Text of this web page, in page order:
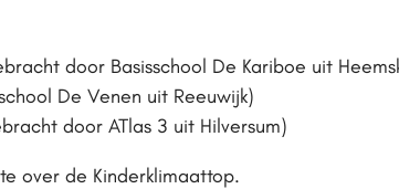
door Basisschool De Kariboe uit
De Venen uit Reeuwijk)
door ATlas 3 uit Hilversum)
over de Kinderklimaattop.